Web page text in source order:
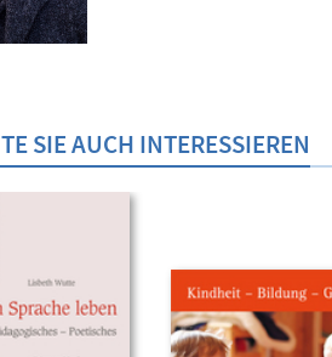
SIE AUCH INTERESSIEREN